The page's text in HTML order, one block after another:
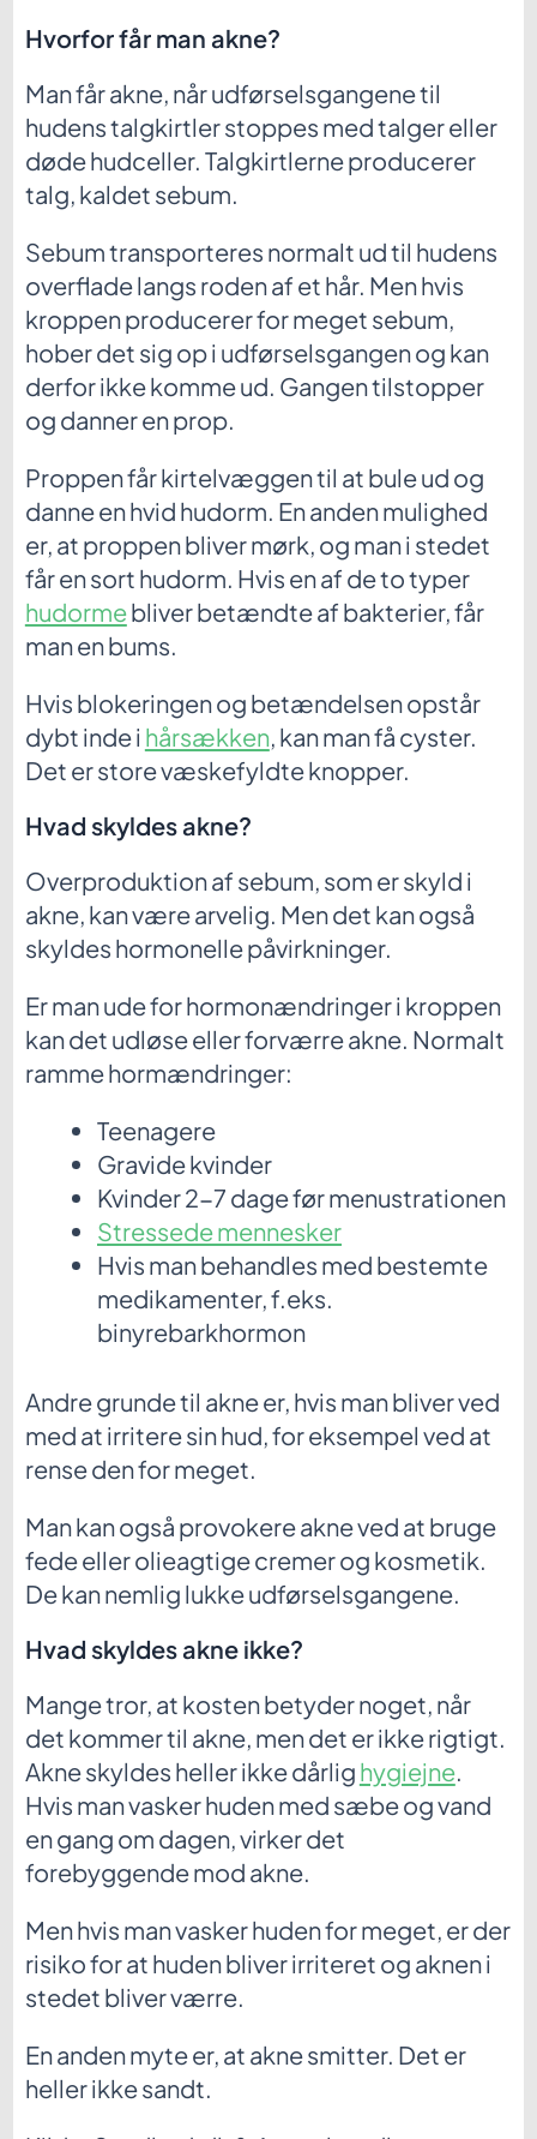
Hvorfor får man akne?
Man får akne, når udførselsgangene til
hudens talgkirtler stoppes med talger eller
døde hudceller. Talgkirtlerne producerer
talg, kaldet sebum.
Sebum transporteres normalt ud til hudens
overflade langs roden af et hår. Men hvis
kroppen producerer for meget sebum,
hober det sig op i udførselsgangen og kan
derfor ikke komme ud. Gangen tilstopper
og danner en prop.
Proppen får kirtelvæggen til at bule ud og
danne en hvid hudorm. En anden mulighed
er, at proppen bliver mørk, og man i stedet
får en sort hudorm. Hvis en af de to typer
hudormebliver betændte af bakterier, får
man en bums.
Hvis blokeringen og betændelsen opstår
dybt inde i hårsækken, kan man få cyster.
Det er store væskefyldte knopper.
Hvad skyldes akne?
Overproduktion af sebum, som er skyld i
akne, kan være arvelig. Men det kan også
skyldes hormonelle påvirkninger.
Er man ude for hormonændringer i kroppen
kan det udløse eller forværre akne. Normalt
ramme hormændringer:
Teenagere
Gravide kvinder
Kvinder 2-7 dage før menustrationen
Stressede mennesker
Hvis man behandles med bestemte
medikamenter, f.eks.
binyrebarkhormon
Andre grunde til akne er, hvis man bliver ved
med at irritere sin hud, for eksempel ved at
rense den for meget.
Man kan også provokere akne ved at bruge
fede eller olieagtige cremer og kosmetik.
De kan nemlig lukke udførselsgangene.
Hvad skyldes akne ikke?
Mange tror, at kosten betyder noget, når
det kommer til akne, men det er ikke rigtigt.
Akne skyldes heller ikke dårlig hygiejne.
Hvis man vasker huden med sæbe og vand
en gang om dagen, virker det
forebyggende mod akne.
Men hvis man vasker huden for meget, er der
risiko for at huden bliver irriteret og aknen i
stedet bliver værre.
En anden myte er, at akne smitter. Det er
heller ikke sandt.